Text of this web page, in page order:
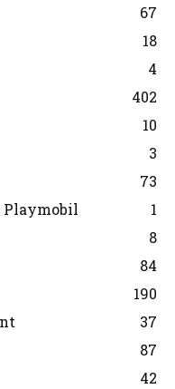
67
18
4
402
10
3
73
Playmobil
1
8
84
190
37
87
42